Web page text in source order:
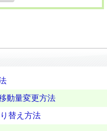
動量変更方法
替え方法